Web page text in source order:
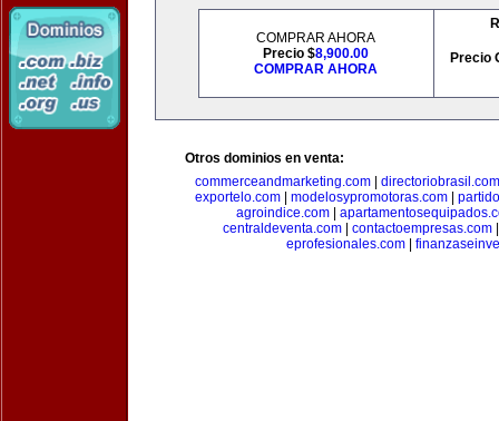
COMPRAR AHORA
Precio $8,900.00
COMPRAR AHORA
Precio
Otros dominios en venta:
commerceandmarketing.com| directoriobrasil.com
exportelo.com
modelosypromotoras.com
agroindice.com
centraldeventa.com
contactoempresas.com
eprofesionales.com